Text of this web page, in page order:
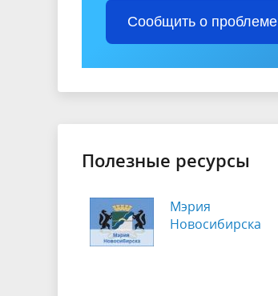
Сообщить о проблеме
Полезные ресурсы
Мэрия
Новосибирска